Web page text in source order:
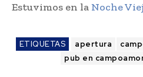
Estuvimos en laNoche
ETIQUETAS apertura
pub en